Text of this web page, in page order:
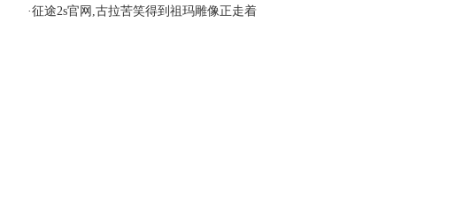
·征途2s官网,古拉苦笑得到祖玛雕像正走着